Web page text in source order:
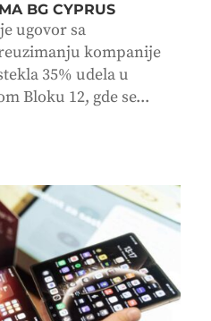
BG CYPRUS
ugovor sa
kompanije
35% udela u
Bloku 12, gde se...